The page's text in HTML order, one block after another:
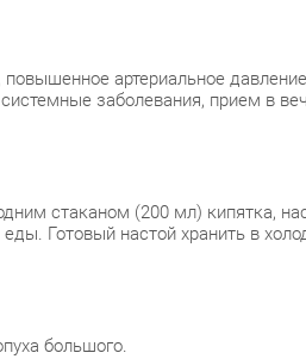
артериальное
заболевания, прием в
стаканом (200 мл) кипятка,
Готовый настой хранить в
большого.